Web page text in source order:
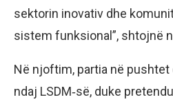
sektorin inovativ dhe
sistem funksional”, shtojnë
Në njoftim, partia në
ndaj LSDM‑së, duke